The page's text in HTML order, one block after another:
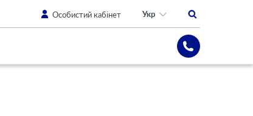
Особистий кабінет Укр